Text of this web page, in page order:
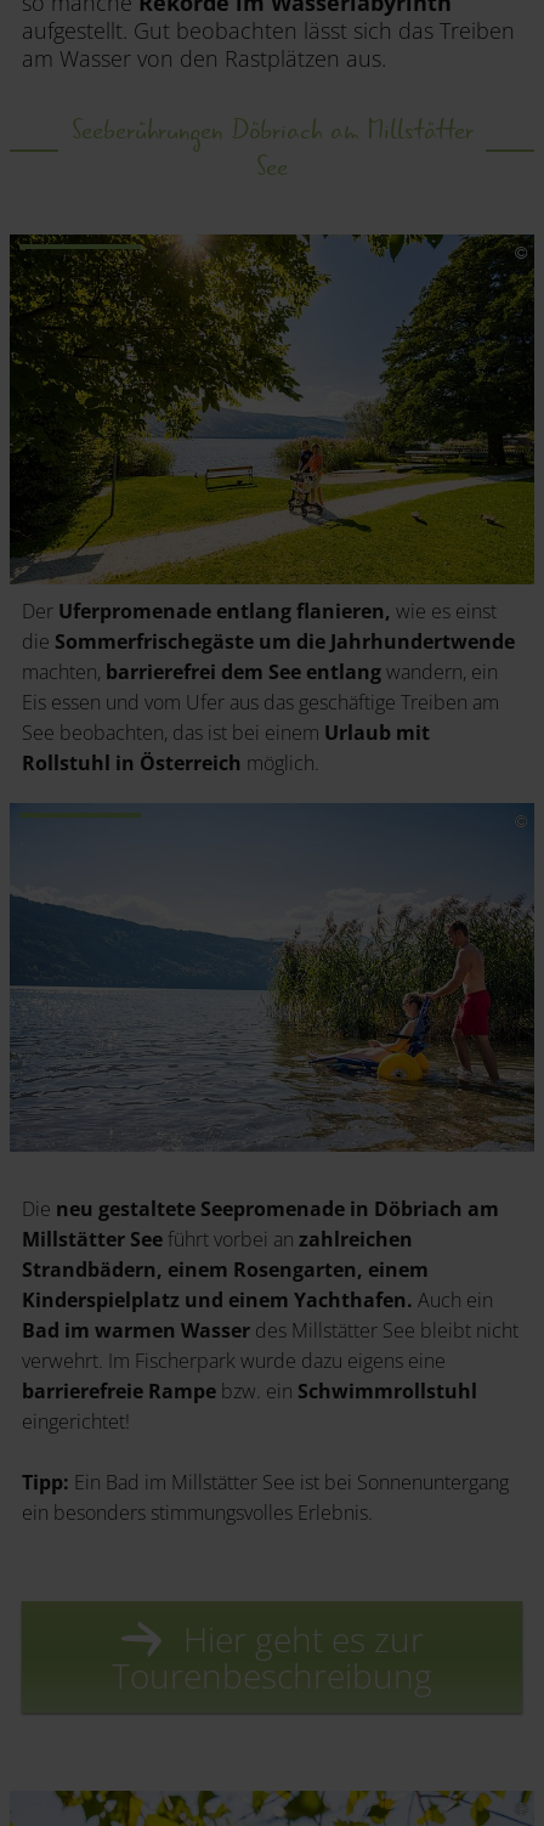
aufgestellt. Gut beobachten lässt sich das Treiben
am Wasser von den Rastplätzen aus.
Seeberührungen Döbriach am Millstätter
See
.
Der Uferpromenade entlang flanieren, wie es einst
die Sommerfrischegäste um die Jahrhundertwende
machten, barrierefrei dem See entlangwandern, ein
Eis essen und vom Ufer aus das geschäftige Treiben am
See beobachten, das ist bei einem Urlaub mit
Rollstuhl in Österreich möglich.
Die neu gestaltete Seepromenade in Döbriach am
Millstätter Seeführt vorbei an zahlreichen
Strandbädern, einem Rosengarten, einem
Kinderspielplatz und einem Yachthafen. Auch ein
Bad im warmen Wasser des Millstätter See bleibt nicht
verwehrt. Im Fischerpark wurde dazu eigens eine
barrierefreie Rampe bzw. ein Schwimmrollstuhl
eingerichtet!
Tipp: Ein Bad im Millstätter See ist bei Sonnenuntergang
ein besonders stimmungsvolles Erlebnis.
Hier geht es zur
Tourenbeschreibung